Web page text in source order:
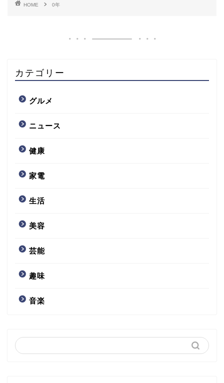
HOME 0年
カテゴリー
グルメ
ニュース
健康
家電
生活
美容
芸能
趣味
音楽